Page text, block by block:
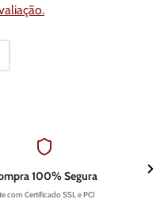
100% Segura
com Certificado SSL e PCI